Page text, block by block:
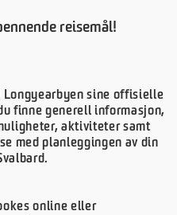
reisemål!
sine offisielle
finne generell informasjon,
aktiviteter samt
med planleggingen av din
online eller